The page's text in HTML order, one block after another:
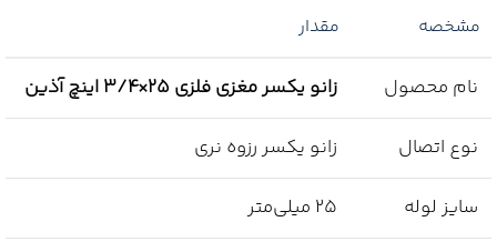
مشخصه مقدار
نام محصول زانو یکسر مغزی فلزی 25×3/4 اینچ آذین
نوع اتصال زانو یکسر رزوه نری
سایز لوله 25 میلی‌متر